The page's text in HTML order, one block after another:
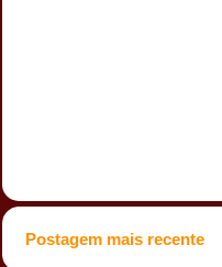
Postagem mais recente